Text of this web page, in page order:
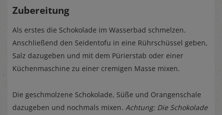
Zubereitung
Als erstes die Schokolade im Wasserbad schmelzen.
Anschließend den Seidentofu in eine Rührschüssel geben,
Salz dazugeben und mit dem Pürierstab oder einer
Küchenmaschine zu einer cremigen Masse mixen.
Die geschmolzene Schokolade, Süße und Orangenschale
dazugeben und nochmals mixen. Achtung: Die Schokolade